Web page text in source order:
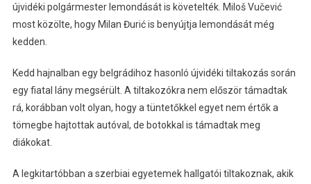
újvidéki polgármester lemondását is követelték. Miloš Vučević
most közölte, hogy Milan Đurić is benyújtja lemondását még
kedden.
Kedd hajnalban egy belgrádihoz hasonló újvidéki tiltakozás során
egy fiatal lány megsérült. A tiltakozókra nem először támadtak
rá, korábban volt olyan, hogy a tüntetőkkel egyet nem értők a
tömegbe hajtottak autóval, de botokkal is támadtak meg
diákokat.
A legkitartóbban a szerbiai egyetemek hallgatói tiltakoznak, akik